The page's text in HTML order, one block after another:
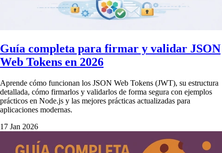
Guía completa para firmar y validar JSON
Web Tokens en 2026
Aprende cómo funcionan los JSON Web Tokens (JWT), su estructura
detallada, cómo firmarlos y validarlos de forma segura con ejemplos
prácticos en Node.js y las mejores prácticas actualizadas para
aplicaciones modernas.
17 Jan 2026